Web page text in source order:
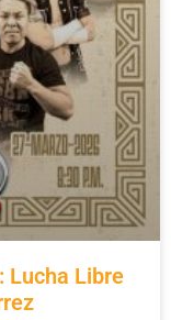
Lucha Libre